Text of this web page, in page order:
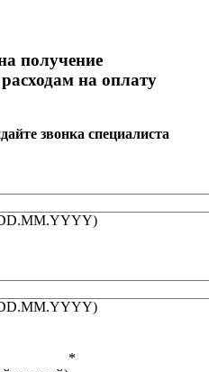
получение
на оплату
звонка специалиста
*